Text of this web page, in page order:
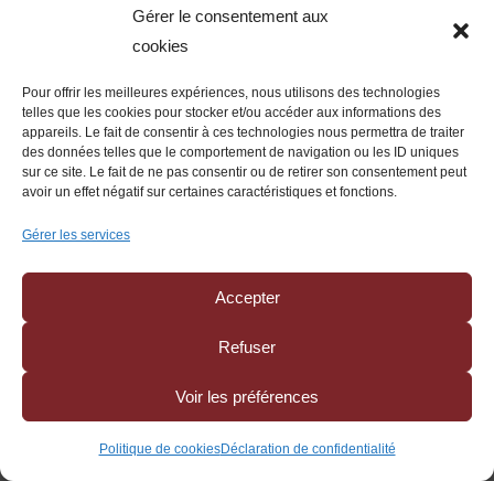
Gérer le consentement aux
cookies
Pour offrir les meilleures expériences, nous utilisons des technologies
telles que les cookies pour stocker et/ou accéder aux informations des
appareils. Le fait de consentir à ces technologies nous permettra de traiter
des données telles que le comportement de navigation ou les ID uniques
sur ce site. Le fait de ne pas consentir ou de retirer son consentement peut
avoir un effet négatif sur certaines caractéristiques et fonctions.
Gérer les services
Accepter
Refuser
Voir les préférences
Politique de cookiesDéclaration de confidentialité
Un plan sur une durée longue ne doit toutefois pas
être conçu comme un simple étalement
automatique de la dette. Il doit reposer sur des
hypothèses crédibles :
marges vérifiables ;
charges maîtrisées ;
financement de la campagne courante ;
gouvernance stabilisée ;
relation bancaire clarifiée ;
effort éventuel des associés ;